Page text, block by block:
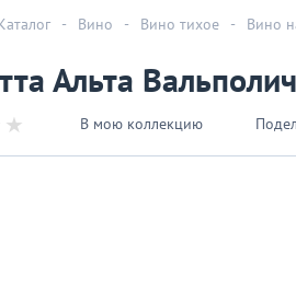
- Вино - Вино тихое - Вино
Альта
В мою коллекцию